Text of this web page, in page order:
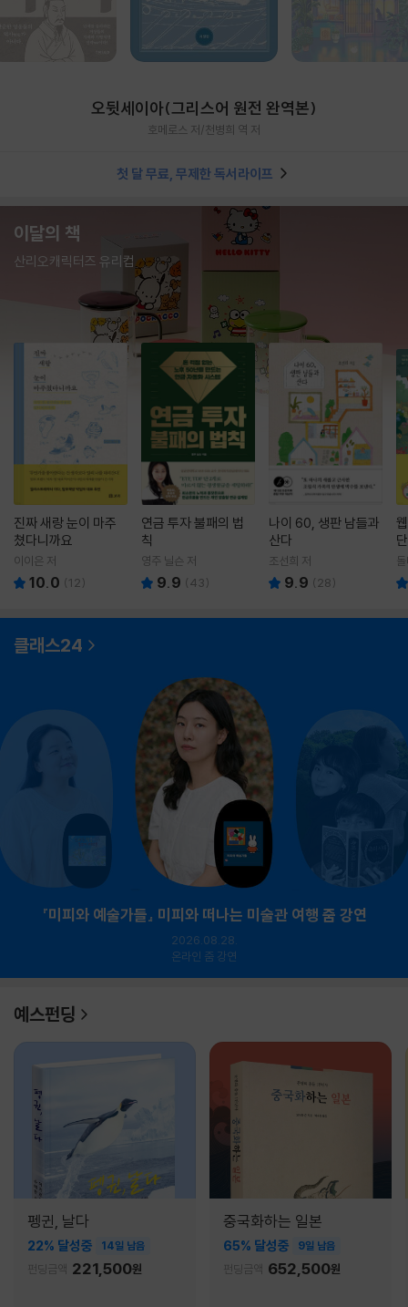
오뒷세이아(그리스어 원전 완역본)
호메로스 저/천병희 역 저
첫 달 무료, 무제한 독서라이프
이달의 책
산리오캐릭터즈 유리컵
진짜 새랑 눈이 마주
쳤다니까요
이이은 저
10.0 (12)
연금 투자 불패의 법
칙
영주 닐슨 저
9.9 (43)
나이 60, 생판 남들과
산다
조선희 저
9.9 ( 28)
클래스24
『미피와 예술가들』 미피와 떠나는 미술관 여행 줌 강연
2026.08.28.
온라인 줌 강연
예스펀딩
펭귄, 날다
22% 달성중 14일 남음
펀딩금액 221,500원
중국화하는 일본
65% 달성중 9일 남음
펀딩금액 652,500원